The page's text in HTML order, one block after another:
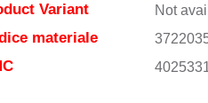
Variant Not
materiale